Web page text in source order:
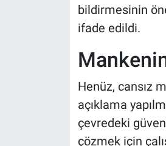
bildirmesinin
ifade edildi.
Henüz, cansız
açıklama
çevredeki
çözmek için